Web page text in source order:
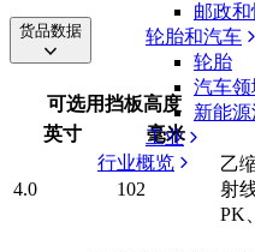
邮政和
轮胎和汽车
轮胎
汽车领
新能
工业
行业概览
货品数据
可选用挡板高度
英寸 毫米
4.0 102
乙
射
PK